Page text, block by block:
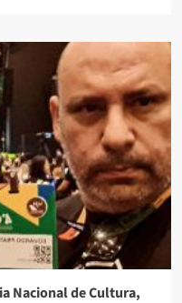
Nacional de Cultura,